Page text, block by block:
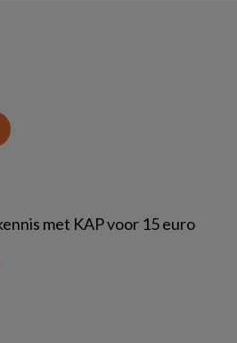
met KAP voor 15 euro